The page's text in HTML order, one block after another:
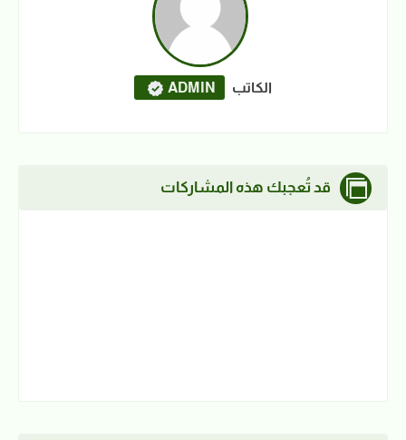
الكاتب ADMIN
قد تُعجبك هذه المشاركات